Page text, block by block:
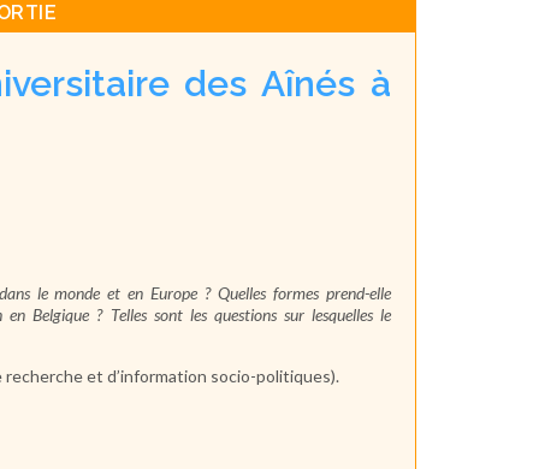
des Aînés à
le monde et en Europe ? Quelles formes prend-elle
Belgique ? Telles sont les questions sur lesquelles le
et d’information socio-politiques).